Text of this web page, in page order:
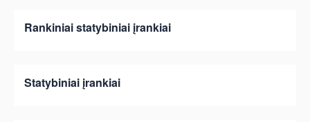
Rankiniai statybiniai įrankiai
Statybiniai įrankiai